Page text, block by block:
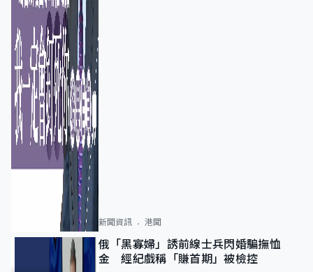
新聞資訊 港聞
俄「黑寡婦」誘前線士兵閃婚騙撫恤
金 經紀戲稱「賺首期」被檢控